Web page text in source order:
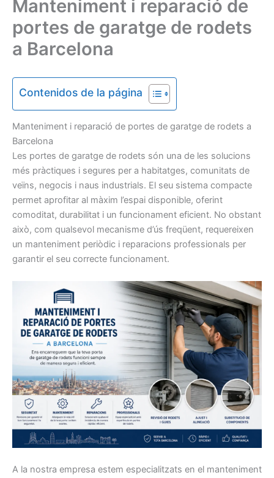
Manteniment i reparació de
portes de garatge de rodets
a Barcelona
Contenidos de la página
Manteniment i reparació de portes de garatge de rodets a
Barcelona
Les portes de garatge de rodets són una de les solucions
més pràctiques i segures per a habitatges, comunitats de
veïns, negocis i naus industrials. El seu sistema compacte
permet aprofitar al màxim l’espai disponible, oferint
comoditat, durabilitat i un funcionament eficient. No obstant
això, com qualsevol mecanisme d’ús freqüent, requereixen
un manteniment periòdic i reparacions professionals per
garantir el seu correcte funcionament.
A la nostra empresa estem especialitzats en el manteniment